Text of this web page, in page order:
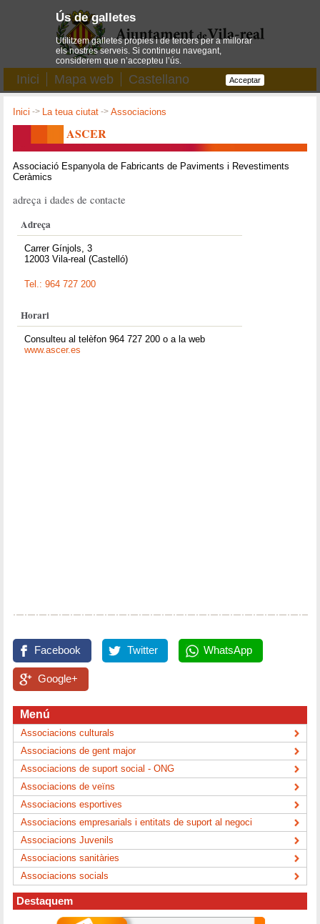
Inici Mapa web Castellano
Inici -> La teua ciutat ->Associacions
ASCER
Associació Espanyola de Fabricants de Paviments i Revestiments
Ceràmics
adreça i dades de contacte
Adreça
Carrer Gínjols, 3
12003 Vila-real (Castelló)
Tel.: 964 727 200
Horari
Consulteu al telèfon 964 727 200 o a la web
www.ascer.es
Facebook Twitter WhatsApp
Google+
Menú
Associacions culturals
Associacions de gent major
Associacions de suport social - ONG
Associacions de veïns
Associacions esportives
Associacions empresarials i entitats de suport al negoci
Associacions Juvenils
Associacions sanitàries
Associacions socials
Destaquem
Ús de galletes
Utilitzem galletes pròpies i de tercers per a millorar
els nostres serveis. Si continueu navegant,
considerem que n’accepteu l’ús.
Acceptar